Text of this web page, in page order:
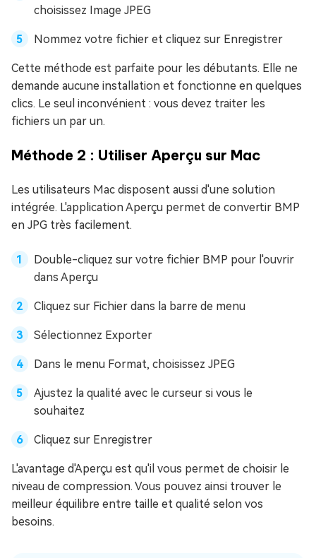
choisissez Image JPEG
Nommez votre fichier et cliquez sur Enregistrer
Cette méthode est parfaite pour les débutants. Elle ne
demande aucune installation et fonctionne en quelques
clics. Le seul inconvénient : vous devez traiter les
fichiers un par un.
Méthode 2 : Utiliser Aperçu sur Mac
Les utilisateurs Mac disposent aussi d'une solution
intégrée. L'application Aperçu permet de convertir BMP
en JPG très facilement.
Double-cliquez sur votre fichier BMP pour l'ouvrir
dans Aperçu
Cliquez sur Fichier dans la barre de menu
Sélectionnez Exporter
Dans le menu Format, choisissez JPEG
Ajustez la qualité avec le curseur si vous le
souhaitez
Cliquez sur Enregistrer
L'avantage d'Aperçu est qu'il vous permet de choisir le
niveau de compression. Vous pouvez ainsi trouver le
meilleur équilibre entre taille et qualité selon vos
besoins.